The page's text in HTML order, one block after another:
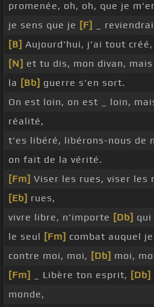
promenée, oh, oh, que je
je sens que je [F]
_
[B] Aujourd'hui, j'ai tout
[N] et tu dis, mon divan,
la [Bb] guerre s'en sort.
On est loin, on est _ loin,
réalité,
t'es libéré, libérons-nous de
on fait de la vérité.
[Fm] Viser les rues, viser les
[Eb] rues,
vivre libre, n'importe [Db] qui
le seul [Fm] combat auquel
contre moi, moi, [Db] moi,
[Fm]
_ Libère ton esprit, [Db]
monde,